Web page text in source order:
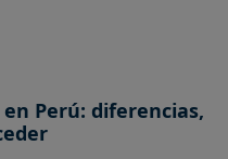
Perú: diferencias,